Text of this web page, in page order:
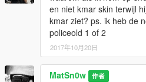
en niet kmar skin terwijl
kmar ziet? ps. ik heb de
policeold 1 of 2
2017年10月20日
MatSn0w 作者